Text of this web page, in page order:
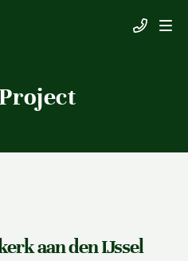
Project
aan den IJssel